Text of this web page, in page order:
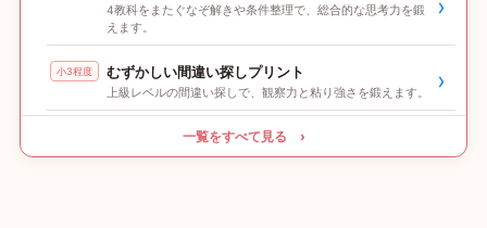
4教科をまたぐなぞ解きや条件整理で、総合的な思考力を鍛
えます。
›
小3程度 むずかしい間違い探しプリント
上級レベルの間違い探しで、観察力と粘り強さを鍛えます。 ›
一覧をすべて見る ›